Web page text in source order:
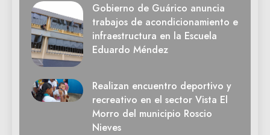
Gobierno de Guárico anuncia
trabajos de acondicionamiento e
infraestructura en la Escuela
Eduardo Méndez
Realizan encuentro deportivo y
recreativo en el sector Vista El
Morro del municipio Roscio
Nieves